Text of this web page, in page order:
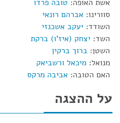
אשת האופה: טובה פרדו
סוורינו: אברהם רונאי
השודד: יעקב אשכנזי
השד: יצחק (איז'ו) ברקת
השטן: ברוך ברקין
מנואל: מיכאל ורשביאק
האם הטובה: אביבה מרקס
על ההצגה